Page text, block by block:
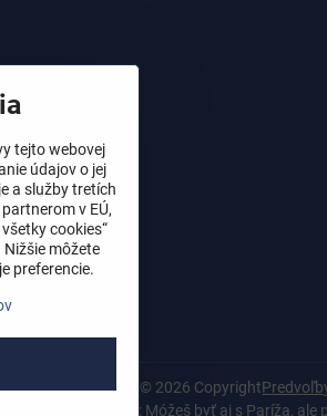
© 2026 Copyright
Zapamätaj si: Móžeš byť aj s Paríža,
tejto webovej
údajov o jej
a služby tretích
v EÚ,
cookies“
môžete
preferencie.